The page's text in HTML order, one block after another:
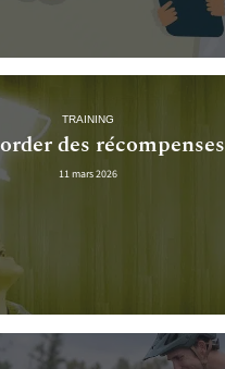
TRAINING
des récompenses
11 mars 2026